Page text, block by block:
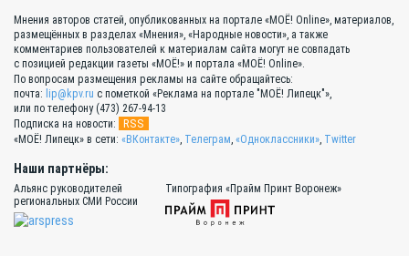
Мнения авторов статей, опубликованных на портале «МОЁ! Online», материалов,
размещённых в разделах «Мнения», «Народные новости», а также
комментариев пользователей к материалам сайта могут не совпадать
с позицией редакции газеты «МОЁ!» и портала «МОЁ! Online».
По вопросам размещения рекламы на сайте обращайтесь:
почта: lip@kpv.ru с пометкой «Реклама на портале "МОЁ! Липецк"»,
или по телефону (473) 267-94-13
Подписка на новости:
RSS
«МОЁ! Липецк» в сети: «ВКонтакте», Телеграм, «Одноклассники», Twitter
Наши партнёры:
Альянс руководителей
региональных СМИ России
Типография «Прайм Принт Воронеж»